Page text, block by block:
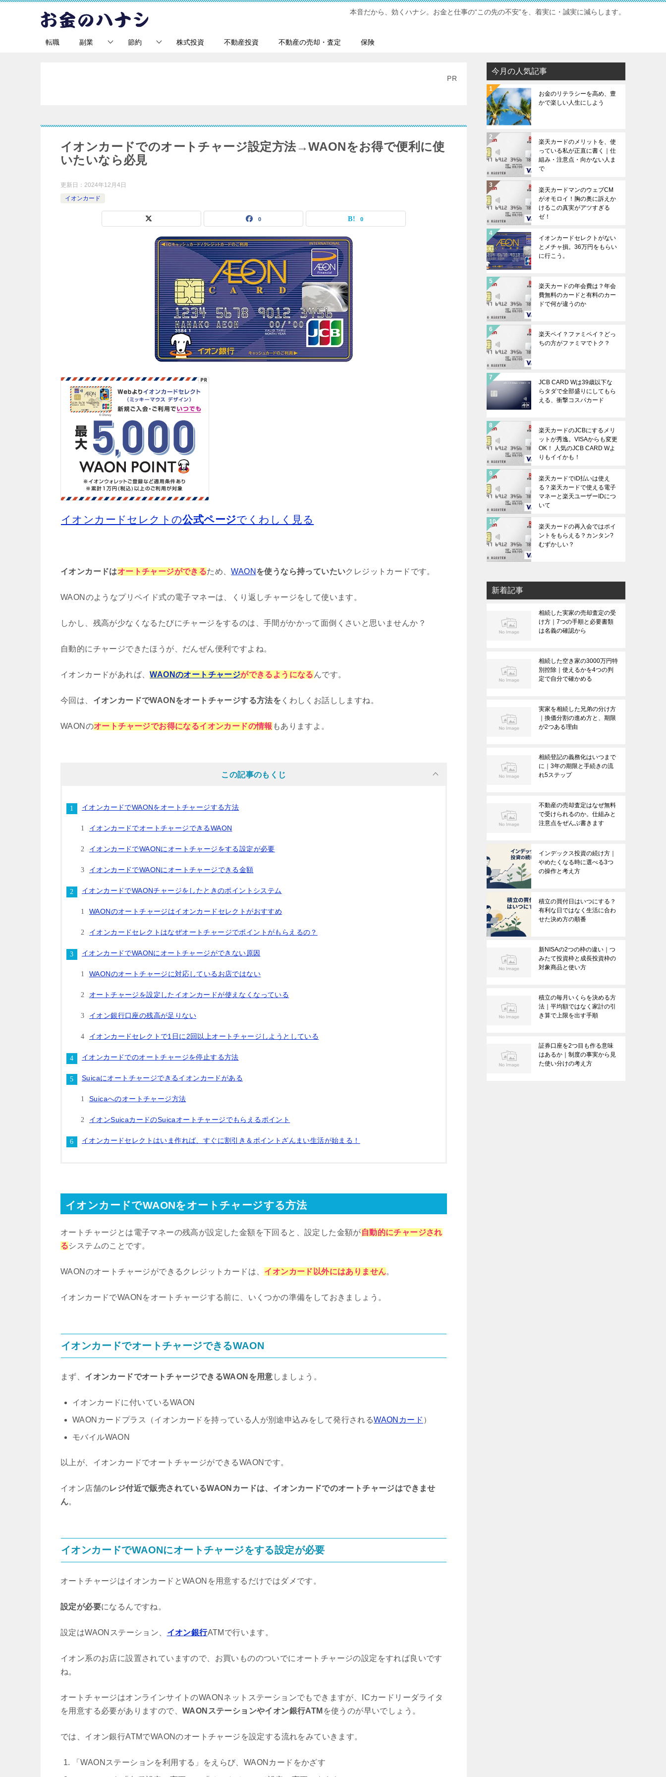
本音だから、効くハナシ。お金と仕事の“この先の不安”を、着実に・誠実に減らします。
転職 副業 節約 株式投資 不動産投資 不動産の売却・査定 保険
PR
イオンカードでのオートチャージ設定方法→WAONをお得で便利に使
いたいなら必見
更新日： 2024年12月4日
イオンカード
0 0
イオンカードセレクトの公式ページでくわしく見る
イオンカードはオートチャージができるため、WAON を使うなら持っていたいクレジットカードです。
WAONのようなプリペイド式の電子マネーは、くり返しチャージをして使います。
しかし、残高が少なくなるたびにチャージをするのは、手間がかかって面倒くさいと思いませんか？
自動的にチャージできたほうが、だんぜん便利ですよね。
イオンカードがあれば、WAONのオートチャージができるようになる んです。
今回は、 イオンカードでWAONをオートチャージする方法を くわしくお話ししますね。
WAONのオートチャージでお得になるイオンカードの情報 もありますよ。
この記事のもくじ
イオンカードでWAONをオートチャージする方法
イオンカードでオートチャージできるWAON
イオンカードでWAONにオートチャージをする設定が必要
イオンカードでWAONにオートチャージできる金額
イオンカードでWAONチャージをしたときのポイントシステム
WAONのオートチャージはイオンカードセレクトがおすすめ
イオンカードセレクトはなぜオートチャージでポイントがもらえるの？
イオンカードでWAONにオートチャージができない原因
WAONのオートチャージに対応しているお店ではない
オートチャージを設定したイオンカードが使えなくなっている
イオン銀行口座の残高が足りない
イオンカードセレクトで1日に2回以上オートチャージしようとしている
イオンカードでのオートチャージを停止する方法
Suicaにオートチャージできるイオンカードがある
Suicaへのオートチャージ方法
イオンSuicaカードのSuicaオートチャージでもらえるポイント
イオンカードセレクトはいま作れば、すぐに割引き＆ポイントざんまい生活が始まる！
イオンカードでWAONをオートチャージする方法
オートチャージとは電子マネーの残高が設定した金額を下回ると、設定した金額が自動的にチャージされ
るシステムのことです。
WAONのオートチャージができるクレジットカードは、 イオンカード以外にはありません。
イオンカードでWAONをオートチャージする前に、いくつかの準備をしておきましょう。
イオンカードでオートチャージできるWAON
まず、 イオンカードでオートチャージできるWAONを用意 しましょう。
イオンカードに付いているWAON
WAONカードプラス（イオンカードを持っている人が別途申込みをして発行されるWAONカード ）
モバイルWAON
以上が、イオンカードでオートチャージができるWAONです。
イオン店舗のレジ付近で販売されているWAONカードは、イオンカードでのオートチャージはできませ
ん。
イオンカードでWAONにオートチャージをする設定が必要
オートチャージはイオンカードとWAONを用意するだけではダメです。
設定が必要になるんですね。
設定はWAONステーション、 イオン銀行ATMで行います。
イオン系のお店に設置されていますので、お買いもののついでにオートチャージの設定をすれば良いです
ね。
オートチャージはオンラインサイトのWAONネットステーションでもできますが、ICカードリーダライタ
を用意する必要がありますので、 WAONステーションやイオン銀行ATM を使うのが早いでしょう。
では、イオン銀行ATMでWAONのオートチャージを設定する流れをみていきます。
「WAONステーションを利用する」をえらび、WAONカードをかざす
今月の人気記事
お金のリテラシーを高め、豊
かで楽しい人生にしよう
楽天カードのメリットを、使
っている私が正直に書く｜仕
組み・注意点・向かない人ま
で
楽天カードマンのウェブCM
がオモロイ！胸の奥に訴えか
けるこの真実がアツすぎる
ゼ！
イオンカードセレクトがない
とメチャ損。36万円をもらい
に行こう。
楽天カードの年会費は？年会
費無料のカードと有料のカー
ドで何が違うのか
楽天ペイ？ファミペイ？どっ
ちの方がファミマでトク？
JCB CARD Wは39歳以下な
らタダで全部盛りにしてもら
える、衝撃コスパカード
楽天カードのJCBにするメリ
ットが秀逸。VISAからも変更
OK！ 人気のJCB CARD Wよ
りもイイかも！
楽天カードでiD払いは使え
る？楽天カードで使える電子
マネーと楽天ユーザーIDにつ
いて
楽天カードの再入会ではポイ
ントをもらえる？カンタン?
むずかしい？
新着記事
相続した実家の売却査定の受
け方｜7つの手順と必要書類
は名義の確認から
相続した空き家の3000万円特
別控除｜使えるかを4つの判
定で自分で確かめる
実家を相続した兄弟の分け方
｜換価分割の進め方と、期限
が2つある理由
相続登記の義務化はいつまで
に｜3年の期限と手続きの流
れ5ステップ
不動産の売却査定はなぜ無料
で受けられるのか。仕組みと
注意点をぜんぶ書きます
インデックス投資の続け方｜
やめたくなる時に選べる3つ
の操作と考え方
積立の買付日はいつにする？
有利な日ではなく生活に合わ
せた決め方の順番
新NISAの2つの枠の違い｜つ
みたて投資枠と成長投資枠の
対象商品と使い方
積立の毎月いくらを決める方
法｜平均額ではなく家計の引
き算で上限を出す手順
証券口座を2つ目も作る意味
はあるか｜制度の事実から見
た使い分けの考え方